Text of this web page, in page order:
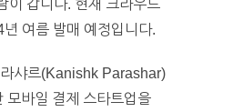
이 갑니다. 현재 크라우드
여름 발매 예정입니다.
샤르(Kanishk Parashar)
모바일 결제 스타트업을